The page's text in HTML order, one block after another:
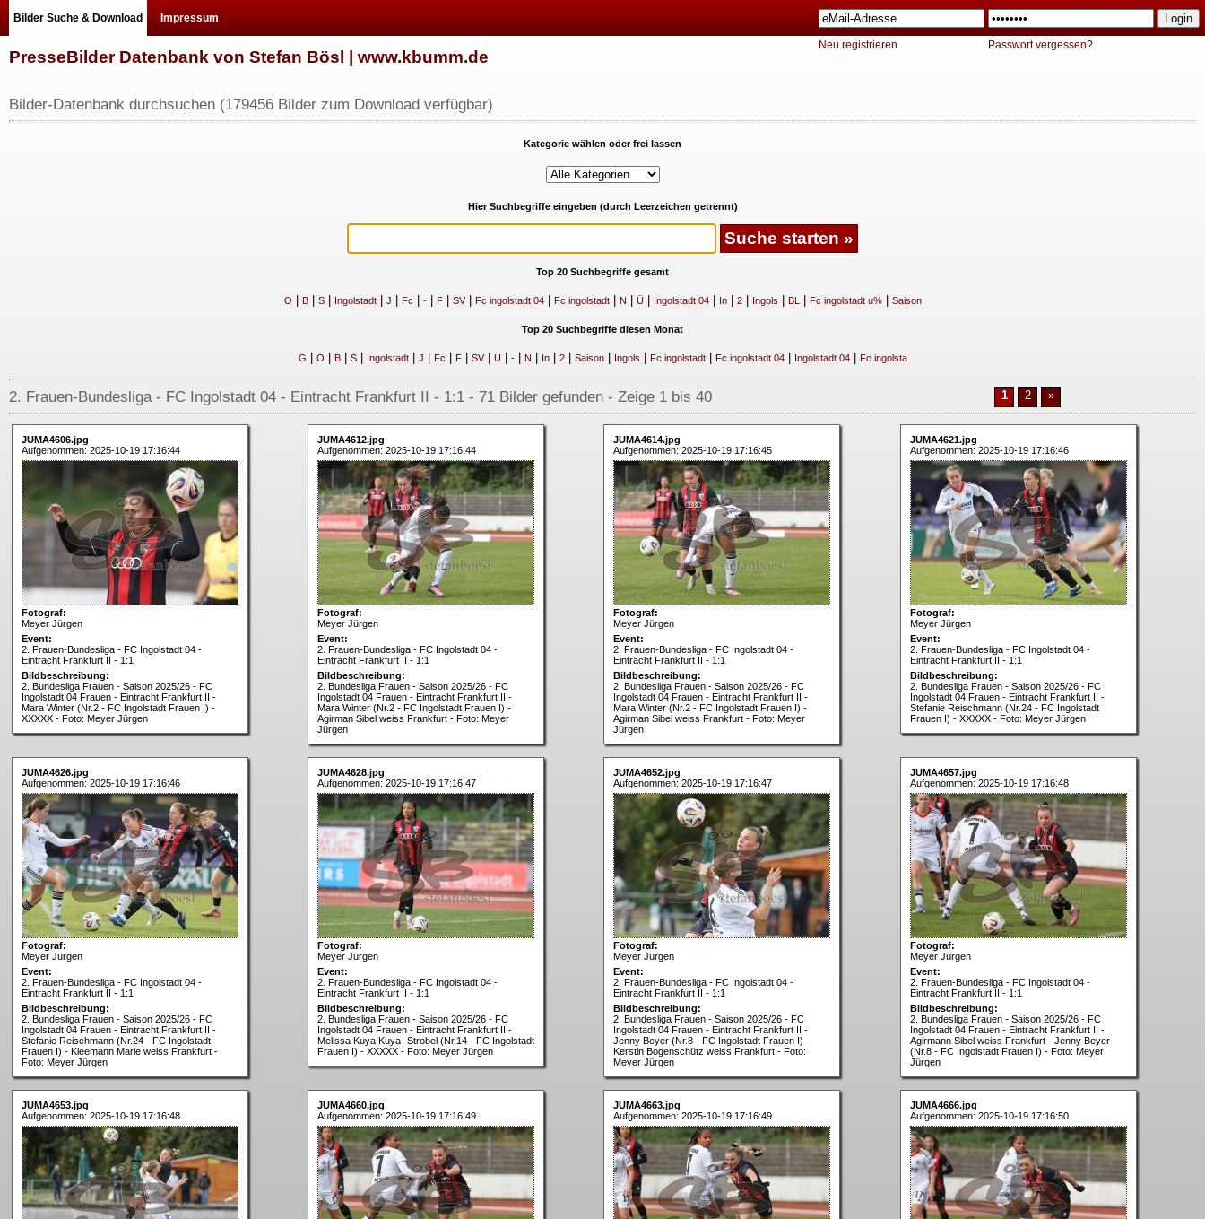
Bilder Suche & Download Impressum
Neu registrieren Passwort vergessen?
PresseBilder Datenbank von Stefan Bösl | www.kbumm.de
Bilder-Datenbank durchsuchen (179456 Bilder zum Download verfügbar)
Kategorie wählen oder frei lassen
Hier Suchbegriffe eingeben (durch Leerzeichen getrennt)
Top 20 Suchbegriffe gesamt
O B| S| Ingolstadt| J Fc -| F| SV| Fc ingolstadt 04| Fc ingolstadt| N Ü Ingolstadt 04| In| 2| Ingols BL | Fc ingolstadt u%| Saison
Top 20 Suchbegriffe diesen Monat
G O B| S| Ingolstadt| J Fc F| SV| Ü| -| N In| 2| Saison| Ingols Fc ingolstadt| Fc ingolstadt 04| Ingolstadt 04| Fc ingolsta
2. Frauen-Bundesliga - FC Ingolstadt 04 - Eintracht Frankfurt II - 1:1 - 71 Bilder gefunden - Zeige 1 bis 40 1 2 »
JUMA4606.jpg
Aufgenommen: 2025-10-19 17:16:44
Fotograf:
Meyer Jürgen
Event:
2. Frauen-Bundesliga - FC Ingolstadt 04 -
Eintracht Frankfurt II - 1:1
Bildbeschreibung:
2. Bundesliga Frauen - Saison 2025/26 - FC
Ingolstadt 04 Frauen - Eintracht Frankfurt II -
Mara Winter (Nr.2 - FC Ingolstadt Frauen I) -
XXXXX - Foto: Meyer Jürgen
JUMA4612.jpg
Aufgenommen: 2025-10-19 17:16:44
Fotograf:
Meyer Jürgen
Event:
2. Frauen-Bundesliga - FC Ingolstadt 04 -
Eintracht Frankfurt II - 1:1
Bildbeschreibung:
2. Bundesliga Frauen - Saison 2025/26 - FC
Ingolstadt 04 Frauen - Eintracht Frankfurt II -
Mara Winter (Nr.2 - FC Ingolstadt Frauen I) -
Agirman Sibel weiss Frankfurt - Foto: Meyer
Jürgen
JUMA4614.jpg
Aufgenommen: 2025-10-19 17:16:45
Fotograf:
Meyer Jürgen
Event:
2. Frauen-Bundesliga - FC Ingolstadt 04 -
Eintracht Frankfurt II - 1:1
Bildbeschreibung:
2. Bundesliga Frauen - Saison 2025/26 - FC
Ingolstadt 04 Frauen - Eintracht Frankfurt II -
Mara Winter (Nr.2 - FC Ingolstadt Frauen I) -
Agirman Sibel weiss Frankfurt - Foto: Meyer
Jürgen
JUMA4621.jpg
Aufgenommen: 2025-10-19 17:16:46
Fotograf:
Meyer Jürgen
Event:
2. Frauen-Bundesliga - FC Ingolstadt 04 -
Eintracht Frankfurt II - 1:1
Bildbeschreibung:
2. Bundesliga Frauen - Saison 2025/26 - FC
Ingolstadt 04 Frauen - Eintracht Frankfurt II -
Stefanie Reischmann (Nr.24 - FC Ingolstadt
Frauen I) - XXXXX - Foto: Meyer Jürgen
JUMA4626.jpg
Aufgenommen: 2025-10-19 17:16:46
Fotograf:
Meyer Jürgen
Event:
2. Frauen-Bundesliga - FC Ingolstadt 04 -
Eintracht Frankfurt II - 1:1
Bildbeschreibung:
2. Bundesliga Frauen - Saison 2025/26 - FC
Ingolstadt 04 Frauen - Eintracht Frankfurt II -
Stefanie Reischmann (Nr.24 - FC Ingolstadt
Frauen I) - Kleemann Marie weiss Frankfurt -
Foto: Meyer Jürgen
JUMA4628.jpg
Aufgenommen: 2025-10-19 17:16:47
Fotograf:
Meyer Jürgen
Event:
2. Frauen-Bundesliga - FC Ingolstadt 04 -
Eintracht Frankfurt II - 1:1
Bildbeschreibung:
2. Bundesliga Frauen - Saison 2025/26 - FC
Ingolstadt 04 Frauen - Eintracht Frankfurt II -
Melissa Kuya Kuya -Strobel (Nr.14 - FC Ingolstadt
Frauen I) - XXXXX - Foto: Meyer Jürgen
JUMA4652.jpg
Aufgenommen: 2025-10-19 17:16:47
Fotograf:
Meyer Jürgen
Event:
2. Frauen-Bundesliga - FC Ingolstadt 04 -
Eintracht Frankfurt II - 1:1
Bildbeschreibung:
2. Bundesliga Frauen - Saison 2025/26 - FC
Ingolstadt 04 Frauen - Eintracht Frankfurt II -
Jenny Beyer (Nr.8 - FC Ingolstadt Frauen I) -
Kerstin Bogenschütz weiss Frankfurt - Foto:
Meyer Jürgen
JUMA4657.jpg
Aufgenommen: 2025-10-19 17:16:48
Fotograf:
Meyer Jürgen
Event:
2. Frauen-Bundesliga - FC Ingolstadt 04 -
Eintracht Frankfurt II - 1:1
Bildbeschreibung:
2. Bundesliga Frauen - Saison 2025/26 - FC
Ingolstadt 04 Frauen - Eintracht Frankfurt II -
Agirmann Sibel weiss Frankfurt - Jenny Beyer
(Nr.8 - FC Ingolstadt Frauen I) - Foto: Meyer
Jürgen
JUMA4653.jpg
Aufgenommen: 2025-10-19 17:16:48
JUMA4660.jpg
Aufgenommen: 2025-10-19 17:16:49
JUMA4663.jpg
Aufgenommen: 2025-10-19 17:16:49
JUMA4666.jpg
Aufgenommen: 2025-10-19 17:16:50